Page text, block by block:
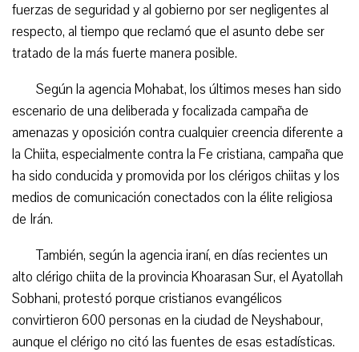
fuerzas de seguridad y al gobierno por ser negligentes al
respecto, al tiempo que reclamó que el asunto debe ser
tratado de la más fuerte manera posible.
Según la agencia Mohabat, los últimos meses han sido
escenario de una deliberada y focalizada campaña de
amenazas y oposición contra cualquier creencia diferente a
la Chiita, especialmente contra la Fe cristiana, campaña que
ha sido conducida y promovida por los clérigos chiitas y los
medios de comunicación conectados con la élite religiosa
de Irán.
También, según la agencia iraní, en días recientes un
alto clérigo chiita de la provincia Khoarasan Sur, el Ayatollah
Sobhani, protestó porque cristianos evangélicos
convirtieron 600 personas en la ciudad de Neyshabour,
aunque el clérigo no citó las fuentes de esas estadísticas.